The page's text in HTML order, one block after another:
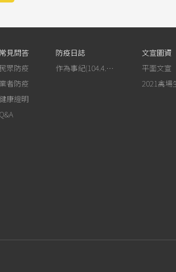
常見問答
民眾防疫
業者防疫
康證明
Q&A
防疫日誌
作為事紀(104.4.13行政院新聞傳播處彙整)
文宣圖資
平面文宣